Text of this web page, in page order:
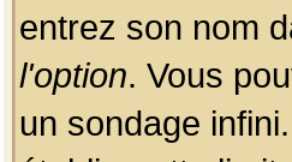
entrez son nom
l'option. Vous
un sondage